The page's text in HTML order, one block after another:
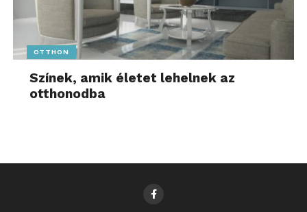
OTTHON
Színek, amik életet lehelnek az
otthonodba